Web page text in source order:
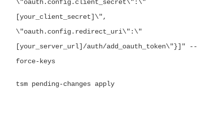
\"oauth.config.client_secret\":\"
[your_client_secret]\",
\"oauth.config.redirect_uri\":\"
[your_server_url]/auth/add_oauth_token\"}]" --
force-keys
tsm pending-changes apply